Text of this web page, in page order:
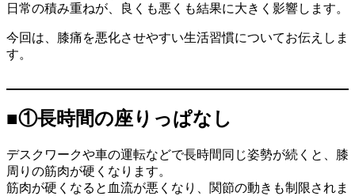
日常の積み重ねが、良くも悪くも結果に大きく影響します。
今回は、膝痛を悪化させやすい生活習慣についてお伝えしま
す。
■①長時間の座りっぱなし
デスクワークや車の運転などで長時間同じ姿勢が続くと、膝
周りの筋肉が硬くなります。
筋肉が硬くなると血流が悪くなり、関節の動きも制限されま